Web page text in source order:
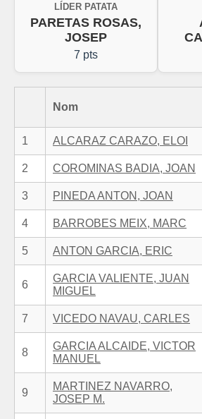
LÍDER PATATA
PARETAS ROSAS,
JOSEP
7 pts
Nom
1 ALCARAZ CARAZO, ELOI
2 COROMINAS BADIA, JOAN
3 PINEDA ANTON, JOAN
4 BARROBES MEIX, MARC
5 ANTON GARCIA, ERIC
6
GARCIA VALIENTE, JUAN
MIGUEL
7 VICEDO NAVAU, CARLES
8
GARCIA ALCAIDE, VICTOR
MANUEL
9
MARTINEZ NAVARRO,
JOSEP M.